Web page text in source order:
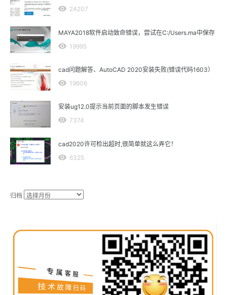
24207
MAYA2018软件启动致命错误，尝试在C:/Users.ma中保存
19995
cad问题解答、AutoCAD 2020安装失败(错误代码1603）
19606
安装ug12.0提示当前页面的脚本发生错误
7374
cad2020许可检出超时,很简单就这么弄它！
6325
归档